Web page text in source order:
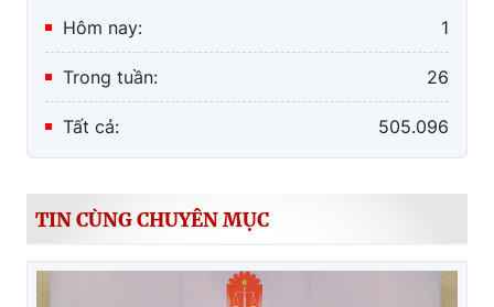
Hôm nay: 1
Trong tuần: 26
Tất cả: 505.096
TIN CÙNG CHUYÊN MỤC